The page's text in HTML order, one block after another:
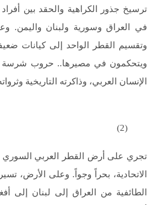
ترسيخ جذور الكراهية والحقد بين
في العراق وسورية ولبنان واليمن.
وتقسيم القطر الواحد إلى كيانات
ويتحكمون في مصيرها.. حروب شرسة
الإنسان العربي، وذاكرته التاريخية
(2)
تجري على أرض القطر العربي
الاتحادية، بحراً وجواً. وعلى الأرض،
الطائفية من العراق إلى لبنان إلى